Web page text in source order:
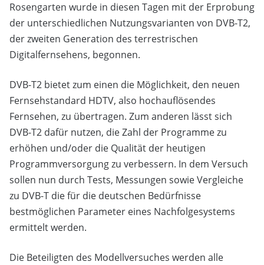
Rosengarten wurde in diesen Tagen mit der Erprobung
der unterschiedlichen Nutzungsvarianten von DVB-T2,
der zweiten Generation des terrestrischen
Digitalfernsehens, begonnen.
DVB-T2 bietet zum einen die Möglichkeit, den neuen
Fernsehstandard HDTV, also hochauflösendes
Fernsehen, zu übertragen. Zum anderen lässt sich
DVB-T2 dafür nutzen, die Zahl der Programme zu
erhöhen und/oder die Qualität der heutigen
Programmversorgung zu verbessern. In dem Versuch
sollen nun durch Tests, Messungen sowie Vergleiche
zu DVB-T die für die deutschen Bedürfnisse
bestmöglichen Parameter eines Nachfolgesystems
ermittelt werden.
Die Beteiligten des Modellversuches werden alle